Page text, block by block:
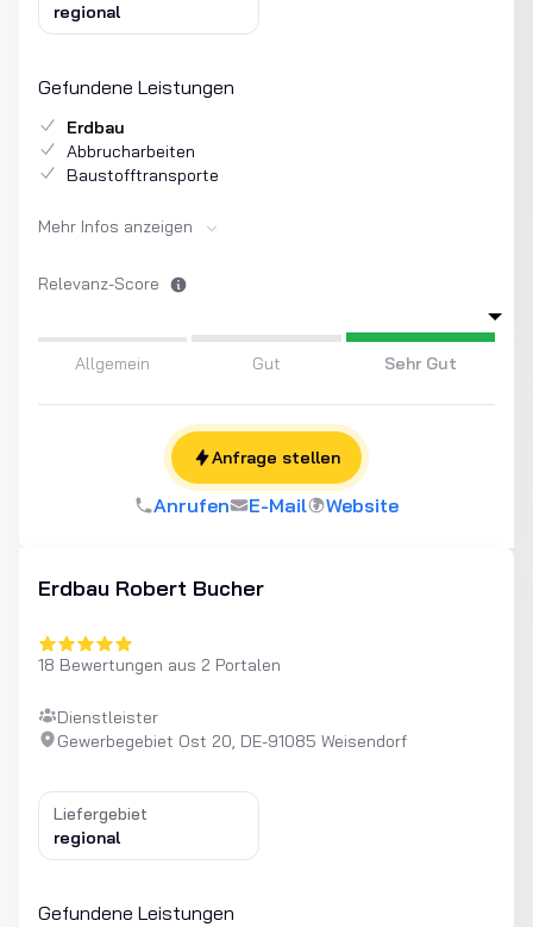
regional
Gefundene Leistungen
Erdbau
Abbrucharbeiten
Baustofftransporte
Mehr Infos anzeigen
Relevanz-Score
Allgemein Gut Sehr Gut
Anrufen E-Mail Website
Anfrage stellen
Erdbau Robert Bucher
18 Bewertungen aus 2 Portalen
Dienstleister
Gewerbegebiet Ost 20, DE-91085 Weisendorf
Liefergebiet
regional
Gefundene Leistungen